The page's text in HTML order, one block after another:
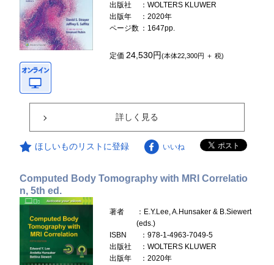
出版社
：WOLTERS KLUWER
出版年
：2020年
ページ数 ：1647pp.
定価24,530円(本体22,300円 ＋ 税)
詳しく見る
ほしいものリストに登録 いいね
Computed Body Tomography with MRI Correlatio
n, 5th ed.
著者
：E.Y.Lee, A.Hunsaker & B.Siewert
(eds.)
ISBN
：978-1-4963-7049-5
出版社
：WOLTERS KLUWER
出版年
：2020年